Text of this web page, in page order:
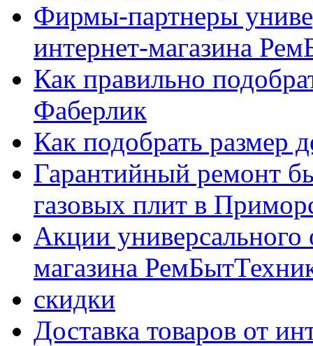
Фирмы-партнеры
интернет-магазина
Как правильно
Фаберлик
Как подобрать размер
Гарантийный ремонт
газовых плит в
Акции универсального
магазина
скидки
Доставка товаров от